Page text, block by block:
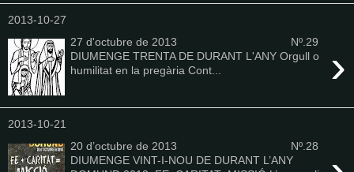
2013-10-27
›
27 d'octubre de 2013 Nº.29
DIUMENGE TRENTA DE DURANT L'ANY Orgull o
humilitat en la pregària Cont...
2013-10-21
20 d’octubre de 2013 Nº.28
DIUMENGE VINT-I-NOU DE DURANT L’ANY